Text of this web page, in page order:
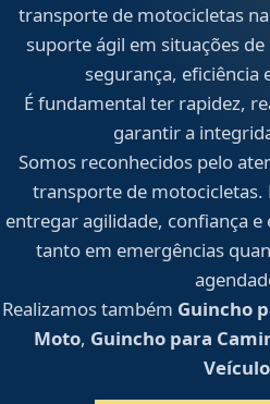
transporte de motocicletas
suporte ágil em situações
segurança, eficiência
É fundamental ter rapidez,
garantir a
Somos reconhecidos pelo
transporte de
entregar agilidade, confiança
tanto em emergências
Realizamos também Guincho
Moto, Guincho para